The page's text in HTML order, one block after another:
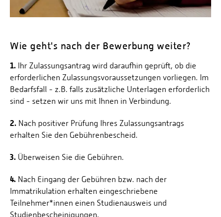
Wie geht's nach der Bewerbung weiter?
1. Ihr Zulassungsantrag wird daraufhin geprüft, ob die
erforderlichen Zulassungsvoraussetzungen vorliegen. Im
Bedarfsfall - z.B. falls zusätzliche Unterlagen erforderlich
sind - setzen wir uns mit Ihnen in Verbindung.
2. Nach positiver Prüfung Ihres Zulassungsantrags
erhalten Sie den Gebührenbescheid.
3. Überweisen Sie die Gebühren.
4. Nach Eingang der Gebühren bzw. nach der
Immatrikulation erhalten eingeschriebene
Teilnehmer*innen einen Studienausweis und
Studienbescheinigungen.